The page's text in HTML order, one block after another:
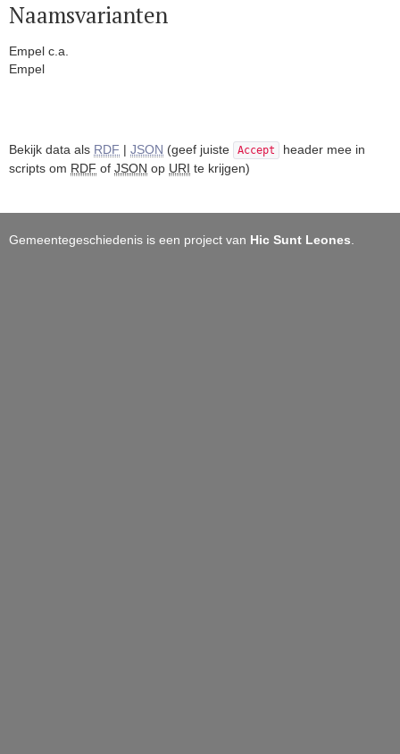
Naamsvarianten
Empel c.a.
Empel
Bekijk data als RDF | JSON (geef juiste Accept
header mee in
scripts om RDF of JSON op URI te krijgen)
Gemeentegeschiedenis is een project van Hic Sunt Leones.